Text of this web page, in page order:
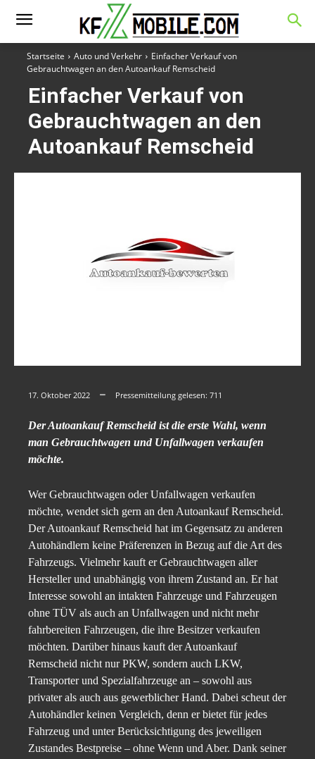
Startseite Auto und Verkehr
Einfacher Verkauf von
Gebrauchtwagen an den Autoankauf Remscheid
Einfacher Verkauf von
Gebrauchtwagen an den
Autoankauf Remscheid
17. Oktober 2022 Pressemitteilung gelesen: 711
Der Autoankauf Remscheid ist die erste Wahl, wenn
man Gebrauchtwagen und Unfallwagen verkaufen
möchte.
Wer Gebrauchtwagen oder Unfallwagen verkaufen
möchte, wendet sich gern an den Autoankauf Remscheid.
Der Autoankauf Remscheid hat im Gegensatz zu anderen
Autohändlern keine Präferenzen in Bezug auf die Art des
Fahrzeugs. Vielmehr kauft er Gebrauchtwagen aller
Hersteller und unabhängig von ihrem Zustand an. Er hat
Interesse sowohl an intakten Fahrzeuge und Fahrzeugen
ohne TÜV als auch an Unfallwagen und nicht mehr
fahrbereiten Fahrzeugen, die ihre Besitzer verkaufen
möchten. Darüber hinaus kauft der Autoankauf
Remscheid nicht nur PKW, sondern auch LKW,
Transporter und Spezialfahrzeuge an – sowohl aus
privater als auch aus gewerblicher Hand. Dabei scheut der
Autohändler keinen Vergleich, denn er bietet für jedes
Fahrzeug und unter Berücksichtigung des jeweiligen
Zustandes Bestpreise – ohne Wenn und Aber. Dank seiner